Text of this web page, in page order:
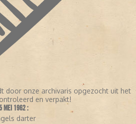
door onze archivaris opgezocht uit het
en verpakt!
MEI 1962 :
darter
LEES VERDER